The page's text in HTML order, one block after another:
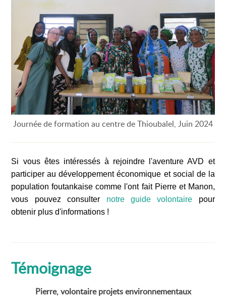
Journée de formation au centre de Thioubalel, Juin 2024
Si vous êtes intéressés à rejoindre l'aventure AVD et
participer au développement économique et social de la
population foutankaise comme l'ont fait Pierre et Manon,
vous pouvez consulter notre guide volontaire pour
obtenir plus d'informations !
Témoignage
Pierre, volontaire projets environnementaux